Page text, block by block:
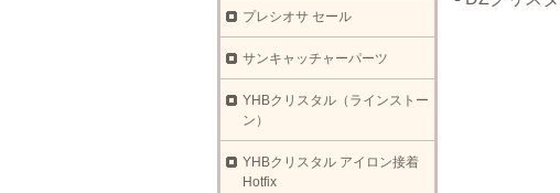
プレシオサ セール
サンキャッチャーパーツ
YHBクリスタル（ラインストー
ン）
YHBクリスタル アイロン接着
Hotfix